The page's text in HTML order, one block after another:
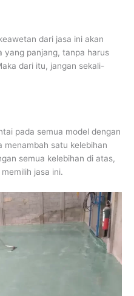
dari jasa ini akan
yang panjang, tanpa harus
dari itu, jangan sekali-
pada semua model dengan
menambah satu kelebihan
semua kelebihan di atas,
jasa ini.